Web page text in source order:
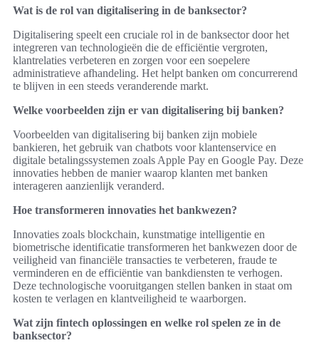
Wat is de rol van digitalisering in de banksector?
Digitalisering speelt een cruciale rol in de banksector door het
integreren van technologieën die de efficiëntie vergroten,
klantrelaties verbeteren en zorgen voor een soepelere
administratieve afhandeling. Het helpt banken om concurrerend
te blijven in een steeds veranderende markt.
Welke voorbeelden zijn er van digitalisering bij banken?
Voorbeelden van digitalisering bij banken zijn mobiele
bankieren, het gebruik van chatbots voor klantenservice en
digitale betalingssystemen zoals Apple Pay en Google Pay. Deze
innovaties hebben de manier waarop klanten met banken
interageren aanzienlijk veranderd.
Hoe transformeren innovaties het bankwezen?
Innovaties zoals blockchain, kunstmatige intelligentie en
biometrische identificatie transformeren het bankwezen door de
veiligheid van financiële transacties te verbeteren, fraude te
verminderen en de efficiëntie van bankdiensten te verhogen.
Deze technologische vooruitgangen stellen banken in staat om
kosten te verlagen en klantveiligheid te waarborgen.
Wat zijn fintech oplossingen en welke rol spelen ze in de
banksector?